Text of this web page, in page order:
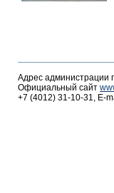
Адрес администрации
Официальный сайт
+7 (4012) 31-10-31, E-